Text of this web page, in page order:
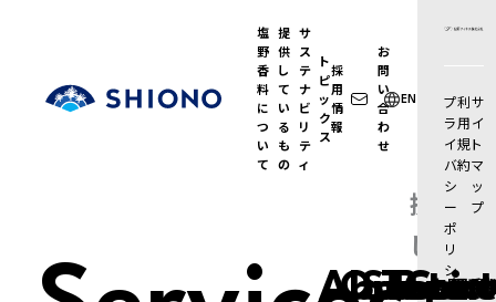
塩野香料株式会社
塩
野
香
料
に
つ
い
て
Abou 塩野香
提
供
し
て
い
る
も
の
Our
提供
サ
ス
テ
ナ
ビ
リ
テ
ィ
Sustaサ
ト
ピ
ッ
ク
ス
Topic
採
用
情
報
お
問
い
合
わ
せ
Cont
EN
プ
ラ
イ
バ
シ
ー
ポ
リ
シ
利
用
規
約
サ
イ
ト
マ
ッ
プ
提供
して
いる